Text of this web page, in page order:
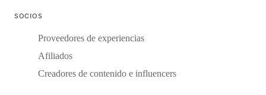
SOCIOS
Proveedores de experiencias
Afiliados
Creadores de contenido e influencers